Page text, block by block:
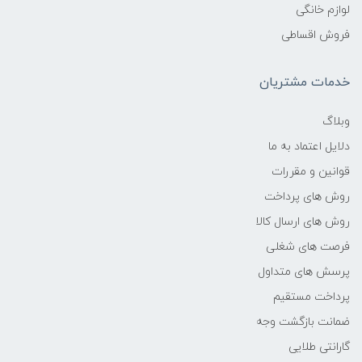
تبلت­های کتاب­خوان: اگر به طبیعت اهمیت
و در عین حال کتاب خواندن را دوست دارید
شما می­توانید با این نوع تبلت یک کتاب­خانه
قابل حمل داشته باشید و هر زمان به که
دوست داشتید به خواندن بپردازید.
تبلت­های ویندوزی: این نوع تبلت­ بیشتر شبیه
لپ تاپ هستند اما اندازه صفحه نمایش آن­ها
ها قابلیت متصل شدن به ماوس و کیبورد را
لوازم خانگی
فروش اقساطی
خدمات مشتریان
وبلاگ
دلایل اعتماد به ما
قوانین و مقررات
روش های پرداخت
روش های ارسال کالا
فرصت های شغلی
پرسش های متداول
پرداخت مستقیم
ضمانت بازگشت وجه
گارانتی طلایی